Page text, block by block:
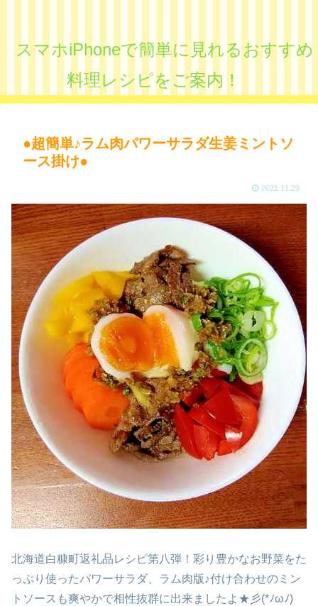
スマホiPhoneで簡単に見れるおすすめ
料理レシピをご案内！
●超簡単♪ラム肉パワーサラダ生姜ミントソ
ース掛け●
2021.11.29
北海道白糠町返礼品レシピ第八弾！彩り豊かなお野菜をた
っぷり使ったパワーサラダ、ラム肉版♪付け合わせのミン
トソースも爽やかで相性抜群に出来ましたよ★彡(*ﾉωﾉ)